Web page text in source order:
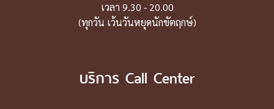
เวลา 9.30 - 20.00
(ทุกวัน เว้นวันหยุดนักขัตฤกษ์)
บริการ Call Center